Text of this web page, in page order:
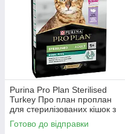
Purina Pro Plan Sterilised
Turkey Про план проплан
для стерилізованих кішок з
індичкою, 10 кг.
Готово до відправки